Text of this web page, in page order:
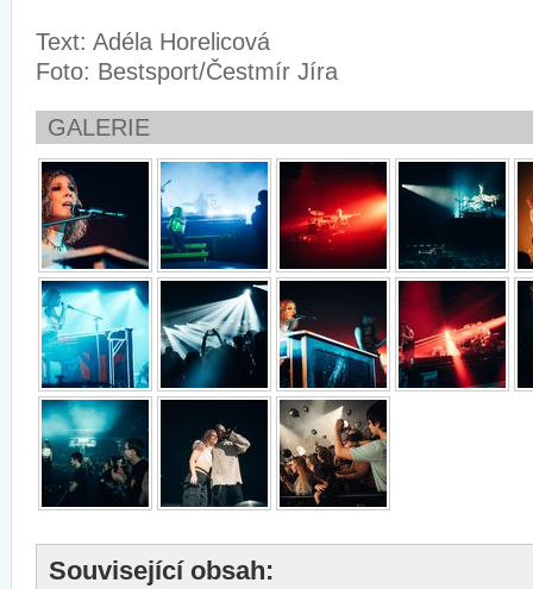
Text: Adéla Horelicová
Foto: Bestsport/Čestmír Jíra
GALERIE
Související obsah: